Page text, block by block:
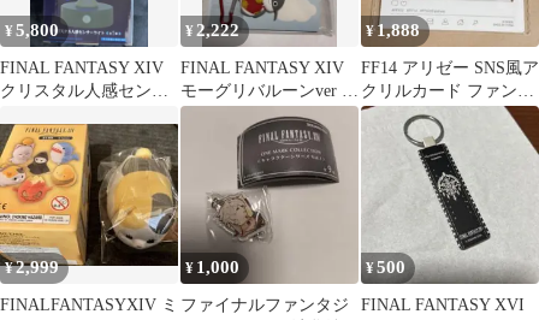
¥5,800
FINAL FANTASY XIV
クリスタル人感センサ
¥ 2,222
FINAL FANTASY XIV
モーグリバルーンver ナ
マズオ
¥ 1,888
FF14 アリゼー SNS風ア
クリルカード ファンフ
ェス
¥2,999
FINALFANTASYXIV ミ
¥ 1,000
ファイナルファンタジ
¥500
FINAL FANTASY XVI